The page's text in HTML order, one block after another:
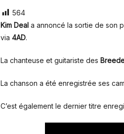
564
Kim Deal a annoncé la sortie de son
via 4AD.
La chanteuse et guitariste des
La chanson a été enregistrée ses
C’est également le dernier titre